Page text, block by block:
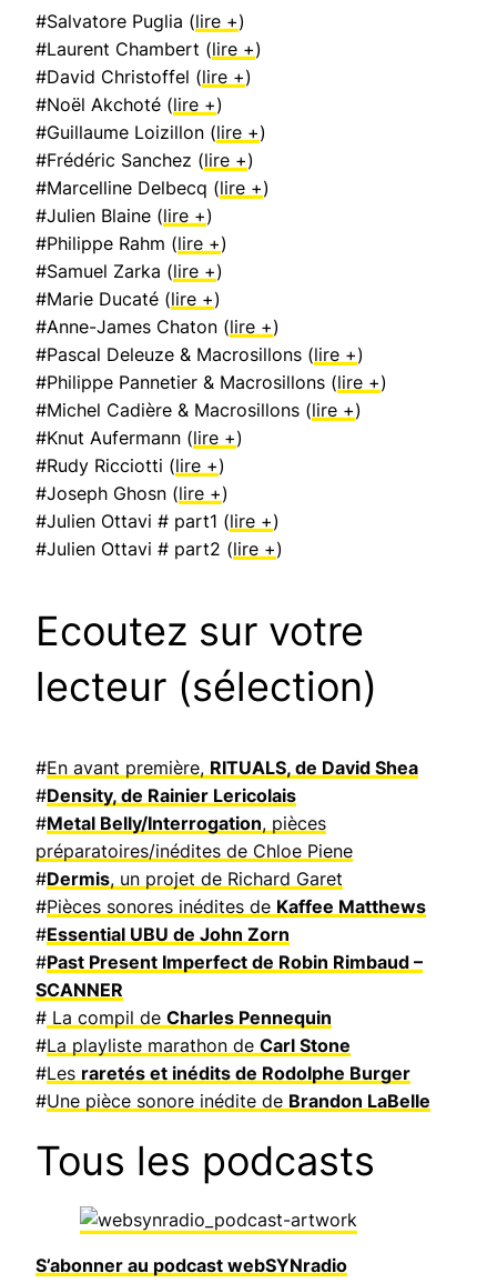
#Salvatore Puglia (lire +)
#Laurent Chambert (lire +)
#David Christoffel (lire +)
#Noël Akchoté (lire +)
#Guillaume Loizillon (lire +)
#Frédéric Sanchez (lire +)
#Marcelline Delbecq (lire +)
#Julien Blaine (lire +)
#Philippe Rahm (lire +)
#Samuel Zarka (lire +)
#Marie Ducaté (lire +)
#Anne-James Chaton (lire +)
#Pascal Deleuze & Macrosillons (lire +)
#Philippe Pannetier & Macrosillons (lire +)
#Michel Cadière & Macrosillons (lire +)
#Knut Aufermann (lire +)
#Rudy Ricciotti (lire +)
#Joseph Ghosn (lire +)
#Julien Ottavi # part1 (lire +)
#Julien Ottavi # part2 (lire +)
Ecoutez sur votre
lecteur (sélection)
#En avant première, RITUALS, de David Shea
#Density, de Rainier Lericolais
#Metal Belly/Interrogation, pièces
préparatoires/inédites de Chloe Piene
#Dermis, un projet de Richard Garet
#Pièces sonores inédites de Kaffee Matthews
#Essential UBU de John Zorn
#Past Present Imperfect de Robin Rimbaud –
SCANNER
# La compil de Charles Pennequin
#La playliste marathon de Carl Stone
#Les raretés et inédits de Rodolphe Burger
#Une pièce sonore inédite de Brandon LaBelle
Tous les podcasts
S’abonner au podcast webSYNradio